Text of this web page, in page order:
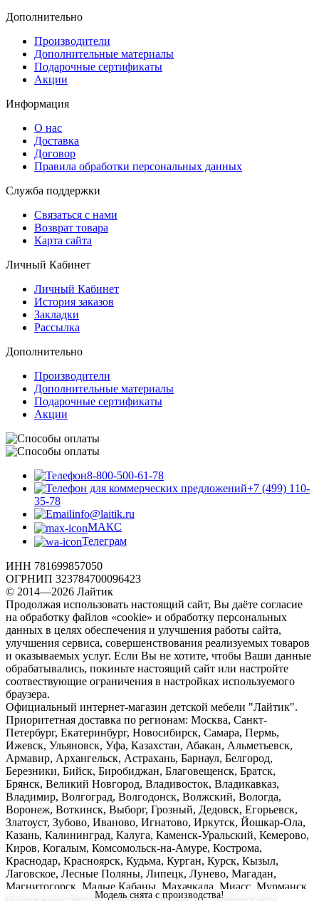
Модель снята с производства!
Дополнительно
Производители
Дополнительные материалы
Подарочные сертификаты
Акции
Информация
О нас
Доставка
Договор
Правила обработки персональных данных
Служба поддержки
Связаться с нами
Возврат товара
Карта сайта
Личный Кабинет
Личный Кабинет
История заказов
Закладки
Рассылка
Дополнительно
Производители
Дополнительные материалы
Подарочные сертификаты
Акции
8-800-500-61-78
+7 (499) 110-
35-78
info@laitik.ru
МАКС
Телеграм
ИНН 781699857050
ОГРНИП 323784700096423
© 2014—2026 Лайтик
Продолжая использовать настоящий сайт, Вы даёте согласие
на обработку файлов «cookie» и обработку персональных
данных в целях обеспечения и улучшения работы сайта,
улучшения сервиса, совершенствования реализуемых товаров
и оказываемых услуг. Если Вы не хотите, чтобы Ваши данные
обрабатывались, покиньте настоящий сайт или настройте
соотвествующие ограничения в настройках используемого
браузера.
Официальный интернет-магазин детской мебели "Лайтик".
Приоритетная доставка по регионам: Москва, Санкт-
Петербург, Екатеринбург, Новосибирск, Самара, Пермь,
Ижевск, Ульяновск, Уфа, Казахстан, Абакан, Альметьевск,
Армавир, Архангельск, Астрахань, Барнаул, Белгород,
Березники, Бийск, Биробиджан, Благовещенск, Братск,
Брянск, Великий Новгород, Владивосток, Владикавказ,
Владимир, Волгоград, Волгодонск, Волжский, Вологда,
Воронеж, Воткинск, Выборг, Грозный, Дедовск, Егорьевск,
Златоуст, Зубово, Иваново, Игнатово, Иркутск, Йошкар-Ола,
Казань, Калининград, Калуга, Каменск-Уральский, Кемерово,
Киров, Когалым, Комсомольск-на-Амуре, Кострома,
Краснодар, Красноярск, Кудьма, Курган, Курск, Кызыл,
Лаговское, Лесные Поляны, Липецк, Лунево, Магадан,
Магнитогорск, Малые Кабаны, Махачкала, Миасс, Мурманск,